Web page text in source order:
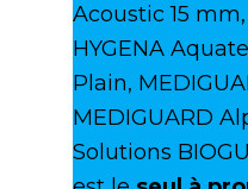
Acoustic 15
HYGENA
Plain,
MEDIGUARD
Solutions